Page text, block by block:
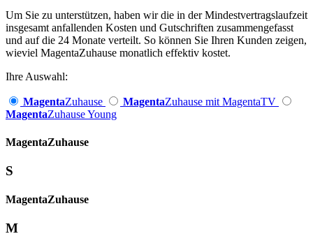
Um Sie zu unterstützen, haben wir die in der Mindestvertragslaufzeit
insgesamt anfallenden Kosten und Gutschriften zusammengefasst
und auf die 24 Monate verteilt. So können Sie Ihren Kunden zeigen,
wieviel MagentaZuhause monatlich effektiv kostet.
Ihre Auswahl:
MagentaZuhause MagentaZuhause mit MagentaTV
MagentaZuhause Young
Magenta­Zuhause
S
Magenta­Zuhause
M